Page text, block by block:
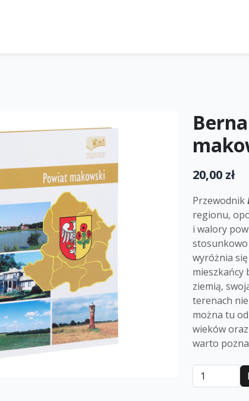
20,00 zł
Przewodnik
regionu,
i walory
wyróżnia
mieszkańcy
ziemią,
terenach
można tu
wieków
warto